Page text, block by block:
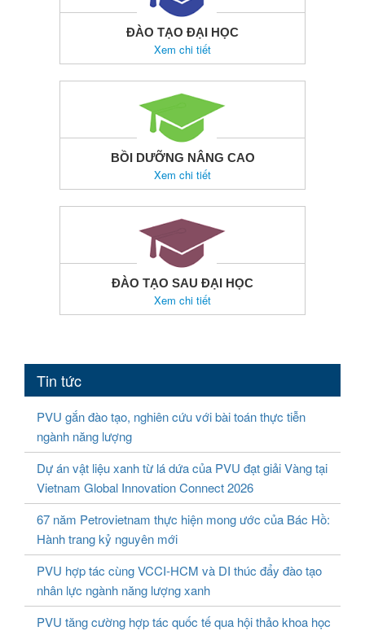
ĐÀO TẠO ĐẠI HỌC
Xem chi tiết
BỒI DƯỠNG NÂNG CAO
Xem chi tiết
ĐÀO TẠO SAU ĐẠI HỌC
Xem chi tiết
Tin tức
PVU gắn đào tạo, nghiên cứu với bài toán thực tiễn
ngành năng lượng
Dự án vật liệu xanh từ lá dứa của PVU đạt giải Vàng tại
Vietnam Global Innovation Connect 2026
67 năm Petrovietnam thực hiện mong ước của Bác Hồ:
Hành trang kỷ nguyên mới
PVU hợp tác cùng VCCI-HCM và DI thúc đẩy đào tạo
nhân lực ngành năng lượng xanh
PVU tăng cường hợp tác quốc tế qua hội thảo khoa học